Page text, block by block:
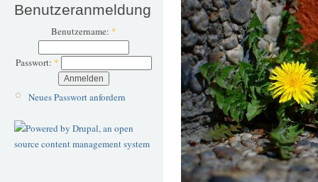
Benutzeranmeldung
Benutzername: *
Passwort: *
Neues Passwort anfordern